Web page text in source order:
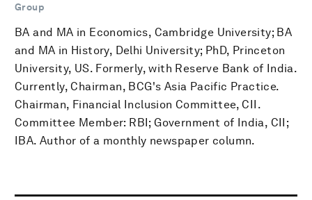
Group
BA and MA in Economics, Cambridge University; BA
and MA in History, Delhi University; PhD, Princeton
University, US. Formerly, with Reserve Bank of India.
Currently, Chairman, BCG's Asia Pacific Practice.
Chairman, Financial Inclusion Committee, CII.
Committee Member: RBI; Government of India, CII;
IBA. Author of a monthly newspaper column.